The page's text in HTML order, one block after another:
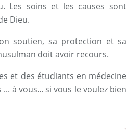
Les soins et les causes sont
Dieu.
soutien, sa protection et sa
doit avoir recours.
et des étudiants en médecine
à vous... si vous le voulez bien